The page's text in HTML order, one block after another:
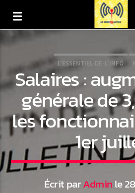
En ce moment
L'ESSENTIEL-DE-L'INFO
Salaires :
générale de
les
1er
Écrit parAdminle